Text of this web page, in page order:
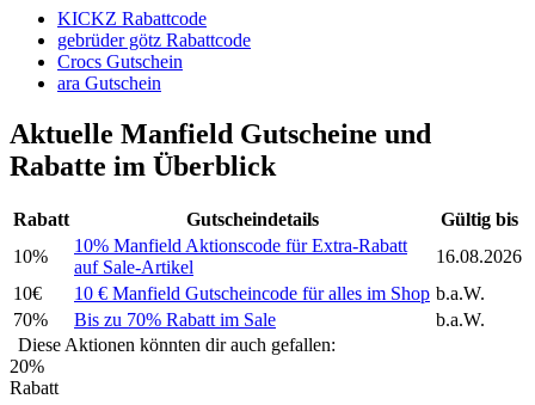
KICKZ Rabattcode
gebrüder götz Rabattcode
Crocs Gutschein
ara Gutschein
Aktuelle Manfield Gutscheine und
Rabatte im Überblick
Rabatt Gutscheindetails
Gültig bis
10%
10% Manfield Aktionscode für Extra-Rabatt
auf Sale-Artikel
16.08.2026
10€
10 € Manfield Gutscheincode für alles im Shop b.a.W.
70%
Bis zu 70% Rabatt im Sale
b.a.W.
Diese Aktionen könnten dir auch gefallen:
20%
Rabatt